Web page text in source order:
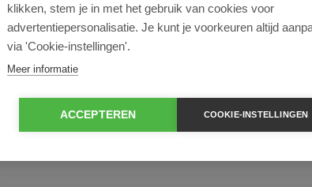
ondernemer?
operational lease?
ROS Finance?
klikken, stem je in met het gebruik van cookies voor
advertentiepersonalisatie. Je kunt je voorkeuren altijd
via 'Cookie-instellingen'.
Meer informatie
ACCEPTEREN COOKIE-INSTELLINGEN